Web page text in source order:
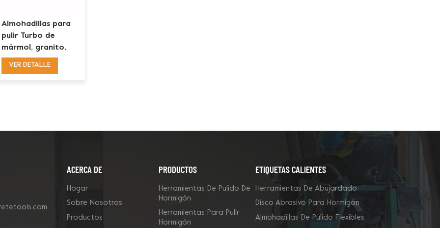
Almohadillas para
pulir Turbo de
mármol, granito,
enlace de resina,
VER DETALLE
ACERCA DE
Hogar
Sobre Nosotros
Productos
PRODUCTOS
Herramientas De Pulido De
Hormigón
Herramientas Para Pulir
Hormigón
ETIQUETAS CALIENTES
Herramientas De Abujardado
Disco Abrasivo Para Hormigón
Almohadillas De Pulido Flexibles